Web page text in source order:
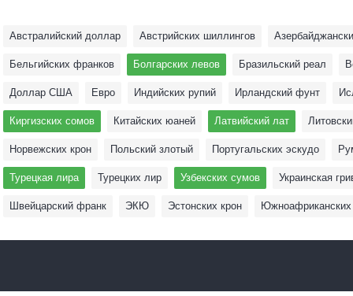
Австралийский доллар Австрийских шиллингов
Бельгийских франков Болгарских левов Бразильский реал
Доллар США Евро Индийских рупий Ирландский фунт
Киргизских сомов Китайских юаней Латвийский лат
Норвежских крон Польский злотый Португальских эскудо
Турецкая лира Турецких лир Узбекских сумов Украинская
Швейцарский франк ЭКЮ Эстонских крон Южноафриканских